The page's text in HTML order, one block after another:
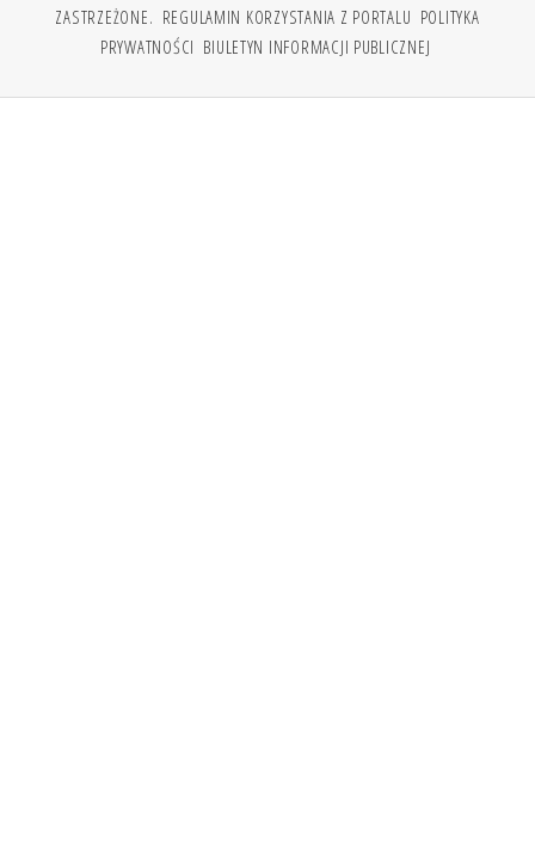
ZASTRZEŻONE. REGULAMIN KORZYSTANIA Z PORTALU POLITYKA
PRYWATNOŚCI BIULETYN INFORMACJI PUBLICZNEJ